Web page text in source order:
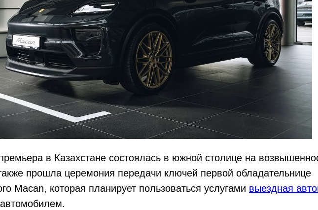
в Казахстане состоялась в южной столице на
прошла церемония передачи ключей первой обладательнице
Macan, которая планирует пользоваться услугами выездная